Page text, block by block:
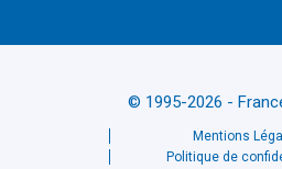
© 1995-2026 -
Mentions
Politique de